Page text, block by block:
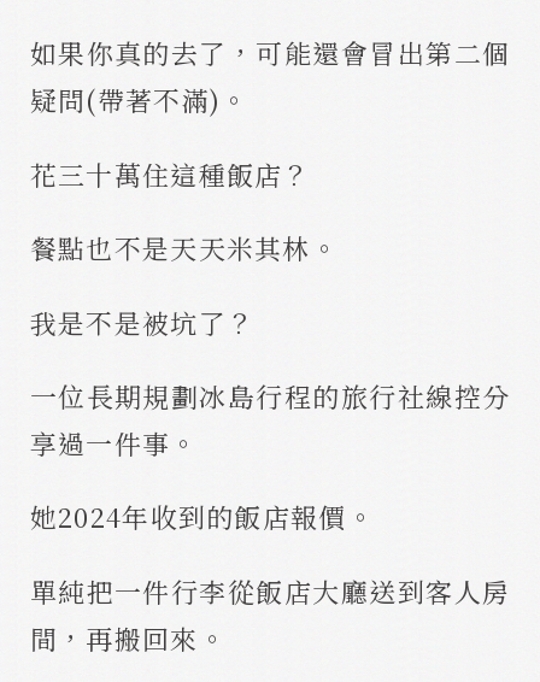
如果你真的去了，可能還會冒出第二個
疑問(帶著不滿)。
花三十萬住這種飯店？
餐點也不是天天米其林。
我是不是被坑了？
一位長期規劃冰島行程的旅行社線控分
享過一件事。
她2024年收到的飯店報價。
單純把一件行李從飯店大廳送到客人房
間，再搬回來。